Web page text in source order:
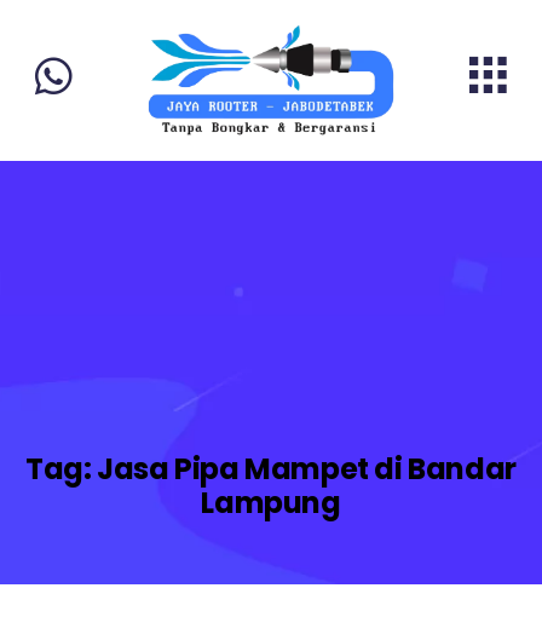
Tag:Jasa Pipa Mampet di Bandar
Lampung